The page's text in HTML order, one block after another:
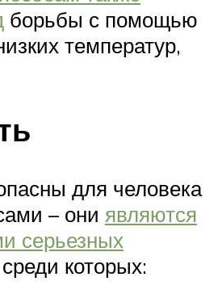
борьбы с помощью
температур,
для человека
– они являются
серьезных
которых: